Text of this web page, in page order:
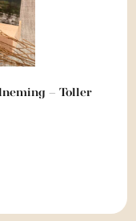
– Toller